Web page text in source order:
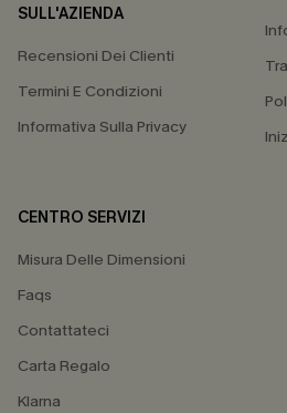
SULL'AZIENDA
Recensioni Dei Clienti
Termini E Condizioni
Informativa Sulla Privacy
CENTRO SERVIZI
Misura Delle Dimensioni
Faqs
Contattateci
Carta Regalo
Klarna